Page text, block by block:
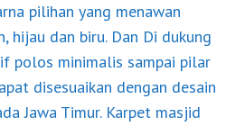
pilihan yang menawan
hijau dan biru. Dan Di dukung
polos minimalis sampai pilar
disesuaikan dengan desain
Jawa Timur. Karpet masjid